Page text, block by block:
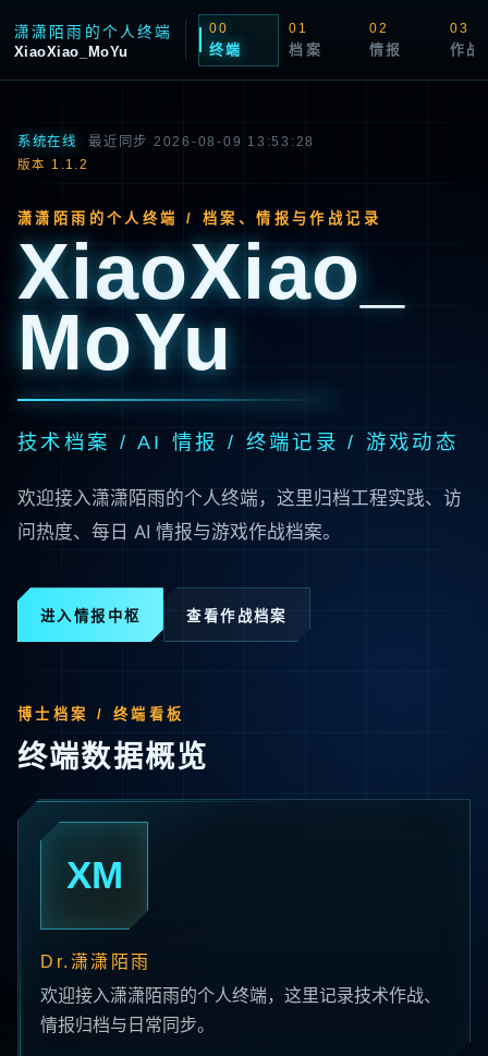
潇潇陌雨的个人终端
XiaoXiao_MoYu
00
终端
01
档案
02
情报
03
作战
系统在线
版本 1.1.2
最近同步 2026-08-09 13:53:28
潇潇陌雨的个人终端 / 档案、情报与作战记录
XiaoXiao_
MoYu
技术档案 / AI 情报 / 终端记录 / 游戏动态
欢迎接入潇潇陌雨的个人终端，这里归档工程实践、访
问热度、每日 AI 情报与游戏作战档案。
进入情报中枢 查看作战档案
博士档案 / 终端看板
终端数据概览
XM
Dr.潇潇陌雨
欢迎接入潇潇陌雨的个人终端，这里记录技术作战、
情报归档与日常同步。